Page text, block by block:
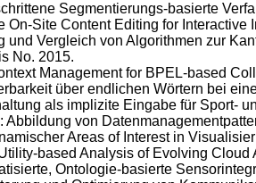
Segmentierungs-basierte
On-Site Content Editing for
und Vergleich von Algorithmen zur
No. 2015.
Management for BPEL-based
über endlichen Wörtern bei
als implizite Eingabe für Sport-
: Abbildung von
Areas of Interest in
based Analysis of Evolving
Ontologie-basierte